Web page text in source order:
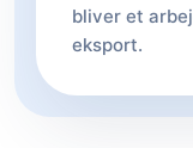
bliver et
eksport.